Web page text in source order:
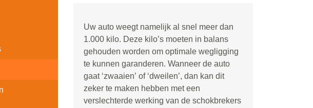
Uw auto weegt namelijk al snel meer dan
1.000 kilo. Deze kilo’s moeten in balans
gehouden worden om optimale wegligging
te kunnen garanderen. Wanneer de auto
gaat ‘zwaaien’ of ‘dweilen’, dan kan dit
zeker te maken hebben met een
verslechterde werking van de schokbrekers